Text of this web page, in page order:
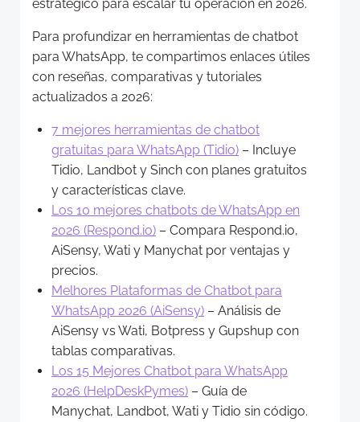
estratégico para escalar tu operación en 2026.
Para profundizar en herramientas de chatbot
para WhatsApp, te compartimos enlaces útiles
con reseñas, comparativas y tutoriales
actualizados a 2026:
7 mejores herramientas de chatbot
gratuitas para WhatsApp (Tidio) – Incluye
Tidio, Landbot y Sinch con planes gratuitos
y características clave.
Los 10 mejores chatbots de WhatsApp en
2026 (Respond.io) – Compara Respond.io,
AiSensy, Wati y Manychat por ventajas y
precios.
Melhores Plataformas de Chatbot para
WhatsApp 2026 (AiSensy) – Análisis de
AiSensy vs Wati, Botpress y Gupshup con
tablas comparativas.
Los 15 Mejores Chatbot para WhatsApp
2026 (HelpDeskPymes) – Guía de
Manychat, Landbot, Wati y Tidio sin código.